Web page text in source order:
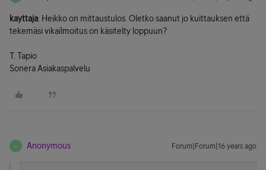
kayttaja: Heikko on mittaustulos. Oletko saanut jo kuittauksen että
tekemäsi vikailmoitus on käsitelty loppuun?
T. Tapio
Sonera Asiakaspalvelu
A Anonymous Forum|Forum|16 years ago